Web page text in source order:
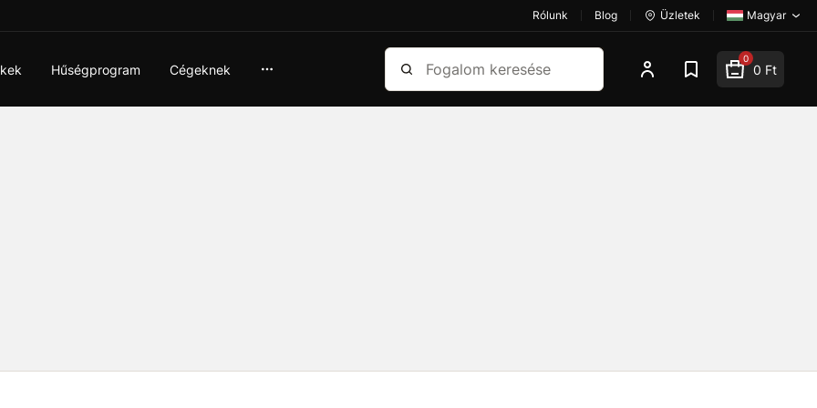
Rólunk Blog Üzletek Magyar
Hűségprogram Cégeknek
Keresés 0
0 Ft